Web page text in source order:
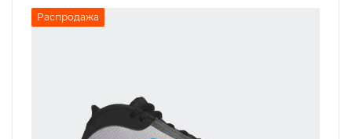
Распродажа